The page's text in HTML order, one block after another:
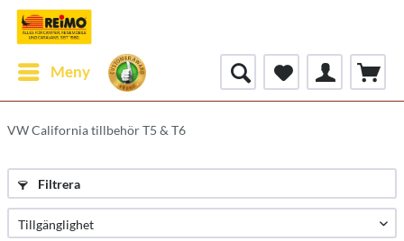
Meny
VW California tillbehör T5 & T6
Filtrera